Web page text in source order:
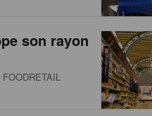
son rayon